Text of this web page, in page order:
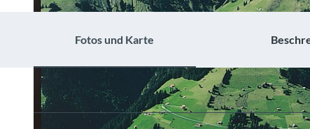
Fotos und Karte